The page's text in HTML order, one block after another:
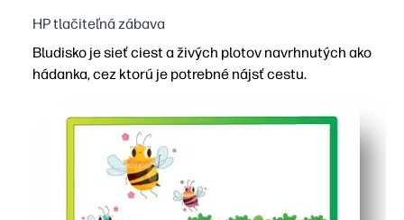
HP tlačiteľná zábava
Bludisko je sieť ciest a živých plotov navrhnutých ako
hádanka, cez ktorú je potrebné nájsť cestu.